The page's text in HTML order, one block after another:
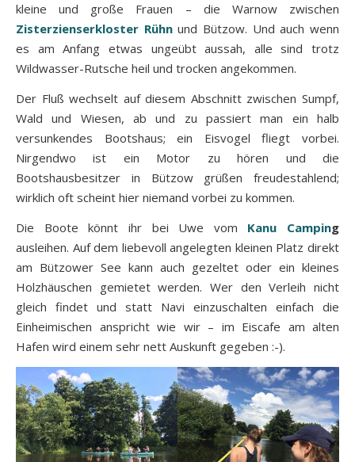
kleine und große Frauen – die Warnow zwischen
Zisterzienserkloster Rühnund Bützow. Und auch wenn
es am Anfang etwas ungeübt aussah, alle sind trotz
Wildwasser-Rutsche heil und trocken angekommen.
Der Fluß wechselt auf diesem Abschnitt zwischen Sumpf,
Wald und Wiesen, ab und zu passiert man ein halb
versunkendes Bootshaus; ein Eisvogel fliegt vorbei.
Nirgendwo ist ein Motor zu hören und die
Bootshausbesitzer in Bützow grüßen freudestahlend;
wirklich oft scheint hier niemand vorbei zu kommen.
Die Boote könnt ihr bei Uwe vom Kanu Camping
ausleihen. Auf dem liebevoll angelegten kleinen Platz direkt
am Bützower See kann auch gezeltet oder ein kleines
Holzhäuschen gemietet werden. Wer den Verleih nicht
gleich findet und statt Navi einzuschalten einfach die
Einheimischen anspricht wie wir – im Eiscafe am alten
Hafen wird einem sehr nett Auskunft gegeben :-).